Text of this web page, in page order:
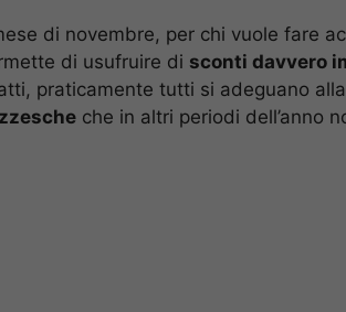
di novembre, per chi vuole fare
di usufruire di sconti davvero
praticamente tutti si adeguano
che in altri periodi dell’anno